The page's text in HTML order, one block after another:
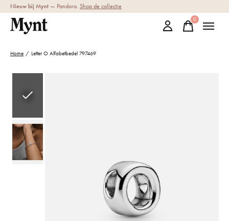
Nieuw bij Mynt — Pandora. Shop de collectie
0items
Home / Letter O Alfabetbedel 797469